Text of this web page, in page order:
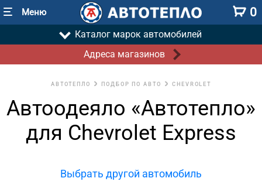
Меню 0
Каталог марок автомобилей
Адреса магазинов
АВТОТЕПЛО ПОДБОР ПО АВТО CHEVROLET
Автоодеяло «Автотепло»
для Chevrolet Express
Выбрать другой автомобиль